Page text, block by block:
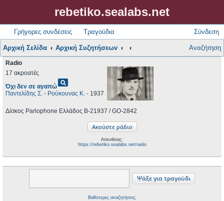
rebetiko.sealabs.net
Γρήγορες συνδέσεις Τραγούδια Σύνδεση
Αρχική Σελίδα Αρχική Συζητήσεων Αναζήτηση
Radio
17 ακροατές
Όχι δεν σε αγαπώpageview
Παντελίδης Σ. - Ρούκουνας Κ. - 1937
Δίσκος Parlophone Ελλάδος B-21937 / GO-2842
Απευθείας:
https://rebetiko.sealabs.net/radio
Βαθύτερες αναζητήσεις;